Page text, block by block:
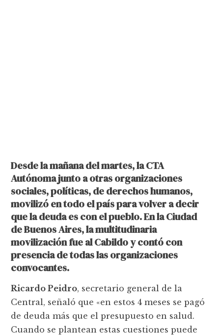
Desde la mañana del martes, la CTA
Autónoma junto a otras organizaciones
sociales, políticas, de derechos humanos,
movilizó en todo el país para volver a decir
que la deuda es con el pueblo. En la Ciudad
de Buenos Aires, la multitudinaria
movilización fue al Cabildo y contó con
presencia de todas las organizaciones
convocantes.
Ricardo Peidro, secretario general de la
Central, señaló que «en estos 4 meses se pagó
de deuda más que el presupuesto en salud.
Cuando se plantean estas cuestiones puede